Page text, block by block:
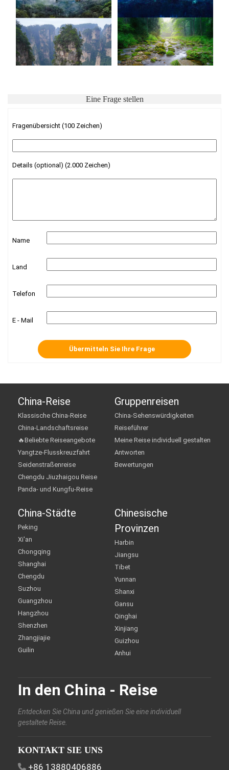
Eine Frage stellen
Fragenübersicht (100 Zeichen)
Details (optional) (2.000 Zeichen)
Name
Land
Telefon
E - Mail
China-Reise
Klassische China-Reise
China-Landschaftsreise
🔥Beliebte Reiseangebote
Yangtze-Flusskreuzfahrt
Seidenstraßenreise
Chengdu Jiuzhaigou Reise
Panda- und Kungfu-Reise
Gruppenreisen
China-Sehenswürdigkeiten
Reiseführer
Meine Reise individuell gestalten
Antworten
Bewertungen
China-Städte
Peking
Xi'an
Chongqing
Shanghai
Chengdu
Suzhou
Guangzhou
Hangzhou
Shenzhen
Zhangjiajie
Guilin
Chinesische
Provinzen
Harbin
Jiangsu
Tibet
Yunnan
Shanxi
Gansu
Qinghai
Xinjiang
Guizhou
Anhui
In den China - Reise
Entdecken Sie China und genießen Sie eine individuell
gestaltete Reise.
KONTAKT SIE UNS
+86 13880406886